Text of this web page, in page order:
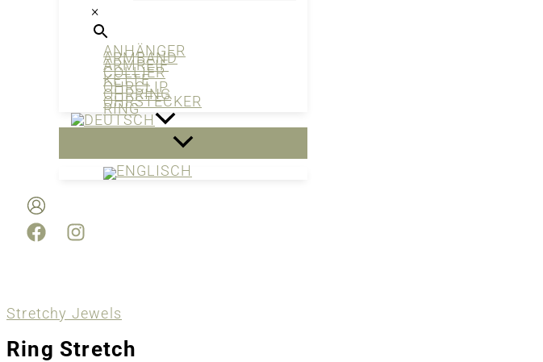
×
ANHÄNGER
ARMBAND
ARMREIF
COLLIER
KETTE
OHRCLIP
OHRRING
OHRSTECKER
RING
Stretchy Jewels
Ring Stretch